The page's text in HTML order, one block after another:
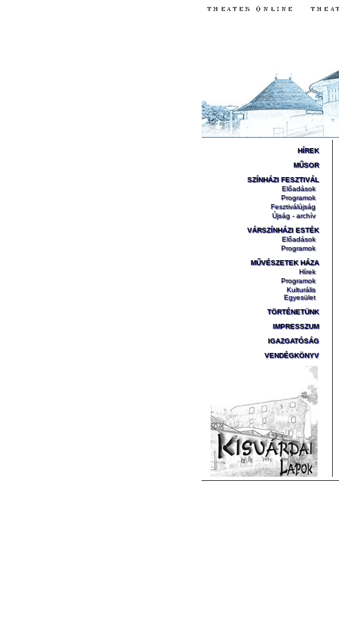
HÍREK
MŰSOR
SZÍNHÁZI FESZTIVÁL
Előadások
Programok
Fesztiválújság
Újság - archív
VÁRSZÍNHÁZI ESTÉK
Előadások
Programok
MŰVÉSZETEK HÁZA
Hírek
Programok
Kulturális
Egyesület
TÖRTÉNETÜNK
IMPRESSZUM
IGAZGATÓSÁG
VENDÉGKÖNYV